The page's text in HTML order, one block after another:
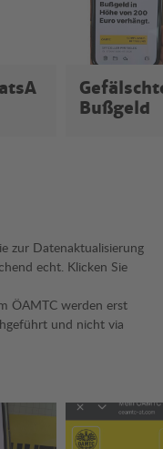
Bußgeld
zur Datenaktualisierung
echt. Klicken Sie
ÖAMTC werden erst
und nicht via